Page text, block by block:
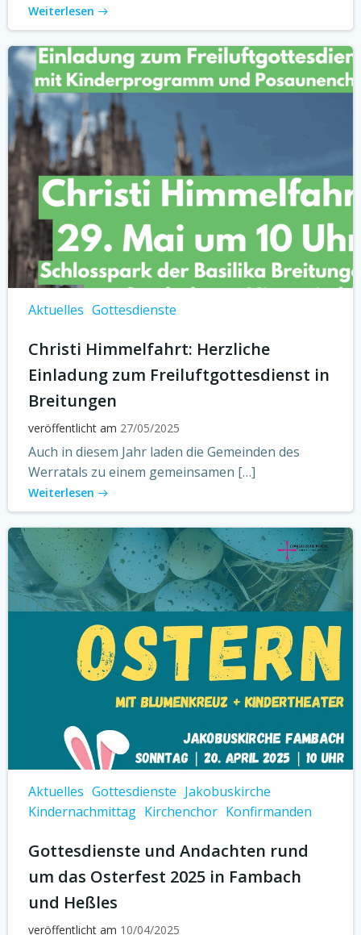
Weiterlesen
Aktuelles Gottesdienste
Christi Himmelfahrt: Herzliche
Einladung zum Freiluftgottesdienst in
Breitungen
veröffentlicht am 27/05/2025
Auch in diesem Jahr laden die Gemeinden des
Werratals zu einem gemeinsamen […]
Weiterlesen
Aktuelles Gottesdienste Jakobuskirche
Kindernachmittag Kirchenchor Konfirmanden
Gottesdienste und Andachten rund
um das Osterfest 2025 in Fambach
und Heßles
veröffentlicht am 10/04/2025